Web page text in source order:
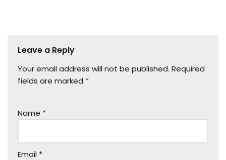
Leave a Reply
Your email address will not be published. Required
fields are marked *
Name *
Email *